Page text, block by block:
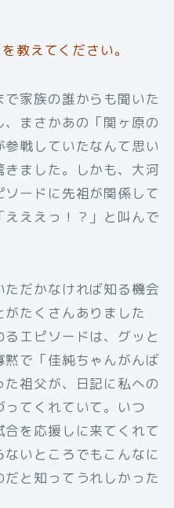
教えてください。
家族の誰からも聞いた
まさかあの「関ヶ原の
戦していたなんて思い
ました。しかも、大河
ソードに先祖が関係して
ええっ！？」と叫んで
だかなければ知る機会
たくさんありました
エピソードは、グッと
黙で「佳純ちゃんがんば
祖父が、日記に私への
てくれていて。いつ
を応援しに来てくれて
いところでもこんなに
と知ってうれしかった